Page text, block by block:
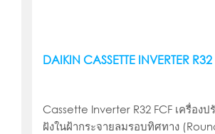
DAIKIN CASSETTE INVERTER
Cassette Inverter R32 FCF เครื่อง
ฝังในฝ้ากระจายลมรอบทิศทาง